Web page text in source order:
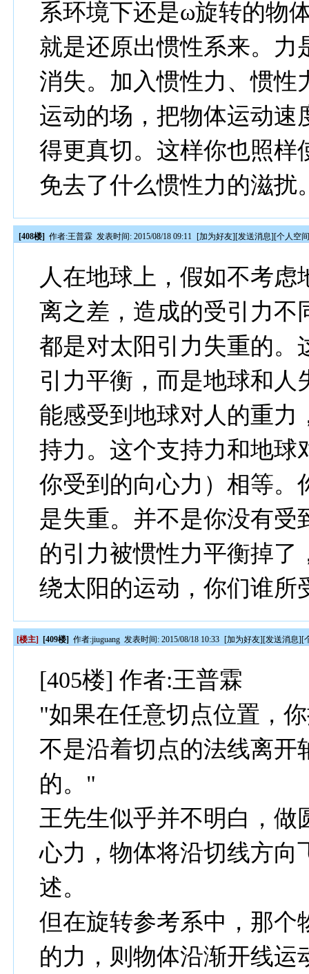
系环境下还是ω旋转的物
就是还原出惯性系来。力
消失。加入惯性力、惯性
运动的场，把物体运动速
得更真切。这样你也照样
免去了什么惯性力的滋扰
[408楼] 作者:王普霖 发表时间: 2015/08/18 09:11 [加为好友][发送消息][个人空
人在地球上，假如不考
离之差，造成的受引力不
都是对太阳引力失重的。
引力平衡，而是地球和人
能感受到地球对人的重力
持力。这个支持力和地球
你受到的向心力）相等。
是失重。并不是你没有受
的引力被惯性力平衡掉了
绕太阳的运动，你们谁所
[楼主] [409楼] 作者:jiuguang 发表时间: 2015/08/18 10:33 [加为好友][发送消息][
[405楼] 作者:王普霖
"如果在任意切点位置，
不是沿着切点的法线离开
的。"
王先生似乎并不明白，做
心力，物体将沿切线方向
述。
但在旋转参考系中，那个
的力，则物体沿渐开线运